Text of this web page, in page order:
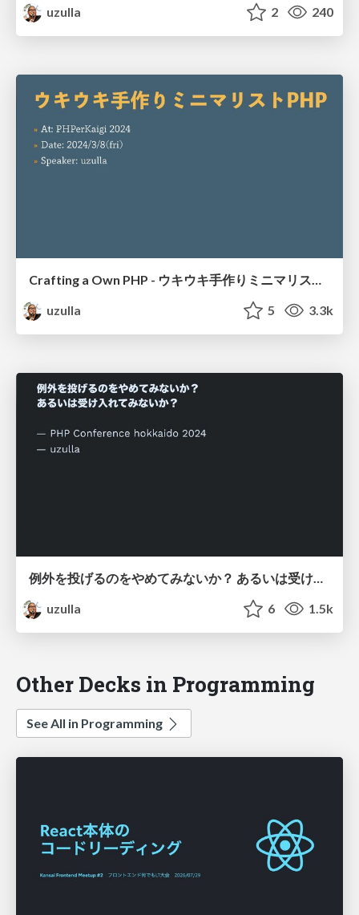
uzulla 2 240
Crafting a Own PHP - ウキウキ手作りミニマリストPHP
uzulla
5 3.3k
例外を投げるのをやめてみないか？ あるいは受け入れてみないか？ - How to use exceptions other than throwing
uzulla
6 1.5k
Other Decks in Programming
See All in Programming